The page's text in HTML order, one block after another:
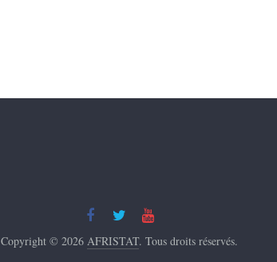
Copyright © 2026 AFRISTAT. Tous droits réservés.